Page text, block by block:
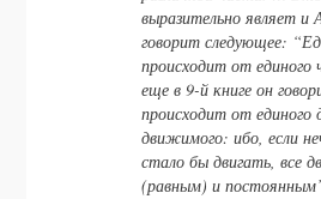
выразительно являет и
говорит следующее:
происходит от
еще в 9-й книге он
происходит от единого
движимого: ибо, если
стало бы двигать, все
(равным) и